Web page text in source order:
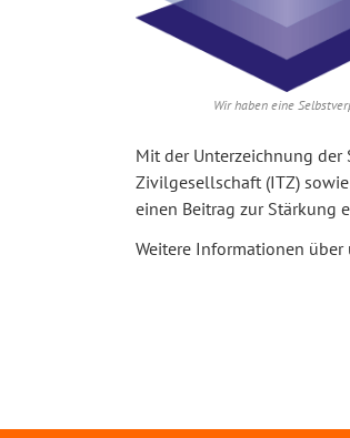
Wir haben eine
Mit der Unterzeichnung
Zivilgesellschaft (ITZ)
einen Beitrag zur Stärkung
Weitere Informationen über